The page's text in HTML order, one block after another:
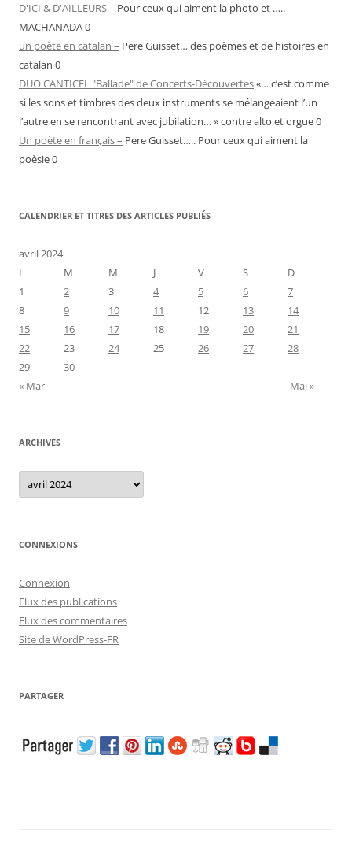
D'ICI & D'AILLEURS – Pour ceux qui aiment la photo et …..
MACHANADA 0
un poète en catalan – Pere Guisset… des poèmes et de histoires en
catalan 0
DUO CANTICEL "Ballade" de Concerts-Découvertes«… c’est comme
si les sons et timbres des deux instruments se mélangeaient l’un
l’autre en se rencontrant avec jubilation… » contre alto et orgue 0
Un poète en français – Pere Guisset….. Pour ceux qui aiment la
poèsie 0
CALENDRIER ET TITRES DES ARTICLES PUBLIÉS
avril 2024
L
M M J V S
D
1
2 3 4 5 6
7
8
9 10 11 12 13
14
15
16 17 18 19 20
21
22
23 24 25 26 27
28
29
30
« Mar
Mai »
ARCHIVES
Archives
CONNEXIONS
Connexion
Flux des publications
Flux des commentaires
Site de WordPress-FR
PARTAGER